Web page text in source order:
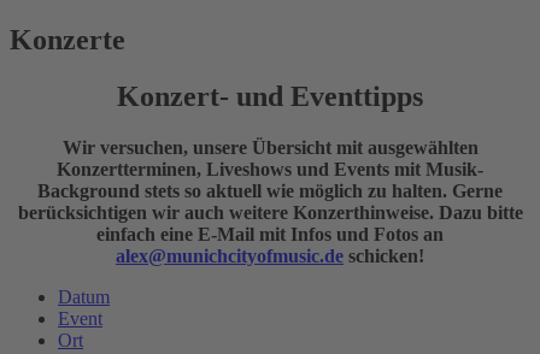
Konzerte
Konzert- und Eventtipps
Wir versuchen, unsere Übersicht mit ausgewählten
Konzertterminen, Liveshows und Events mit Musik-
Background stets so aktuell wie möglich zu halten. Gerne
berücksichtigen wir auch weitere Konzerthinweise. Dazu bitte
einfach eine E-Mail mit Infos und Fotos an
alex@munichcityofmusic.de schicken!
Datum
Event
Ort